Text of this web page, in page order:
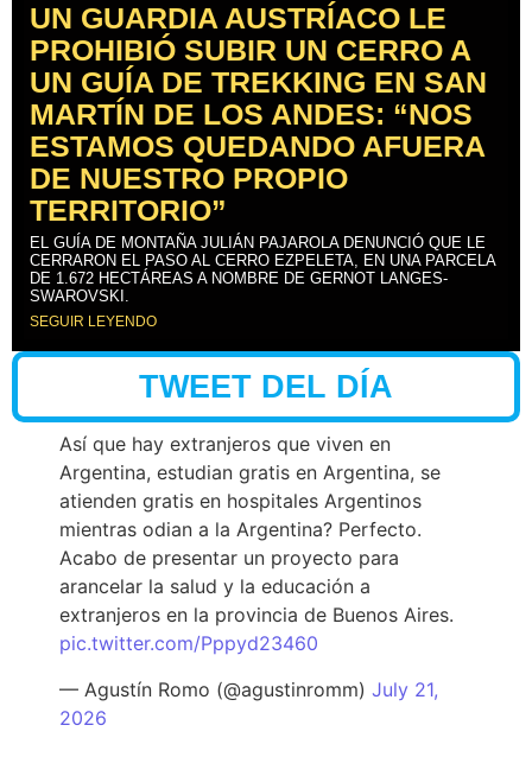
UN GUARDIA AUSTRÍACO LE
PROHIBIÓ SUBIR UN CERRO A
UN GUÍA DE TREKKING EN SAN
MARTÍN DE LOS ANDES: “NOS
ESTAMOS QUEDANDO AFUERA
DE NUESTRO PROPIO
TERRITORIO”
EL GUÍA DE MONTAÑA JULIÁN PAJAROLA DENUNCIÓ QUE LE
CERRARON EL PASO AL CERRO EZPELETA, EN UNA PARCELA
DE 1.672 HECTÁREAS A NOMBRE DE GERNOT LANGES-
SWAROVSKI.
SEGUIR LEYENDO
TWEET DEL DÍA
Así que hay extranjeros que viven en
Argentina, estudian gratis en Argentina, se
atienden gratis en hospitales Argentinos
mientras odian a la Argentina? Perfecto.
Acabo de presentar un proyecto para
arancelar la salud y la educación a
extranjeros en la provincia de Buenos Aires.
pic.twitter.com/Pppyd23460
— Agustín Romo (@agustinromm) July 21,
2026